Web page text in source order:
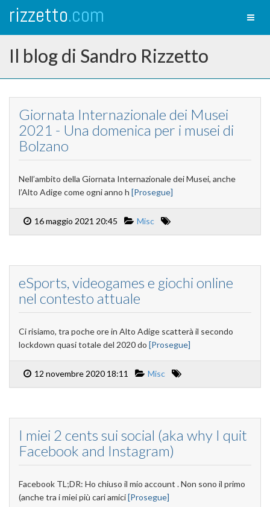
rizzetto.com
Il blog di Sandro Rizzetto
Giornata Internazionale dei Musei
2021 - Una domenica per i musei di
Bolzano
Nell’ambito della Giornata Internazionale dei Musei, anche
l’Alto Adige come ogni anno h [Prosegue]
16 maggio 2021 20:45 Misc
eSports, videogames e giochi online
nel contesto attuale
Ci risiamo, tra poche ore in Alto Adige scatterà il secondo
lockdown quasi totale del 2020 do [Prosegue]
12 novembre 2020 18:11 Misc
I miei 2 cents sui social (aka why I quit
Facebook and Instagram)
Facebook TL;DR: Ho chiuso il mio account . Non sono il primo
(anche tra i miei più cari amici[Prosegue]